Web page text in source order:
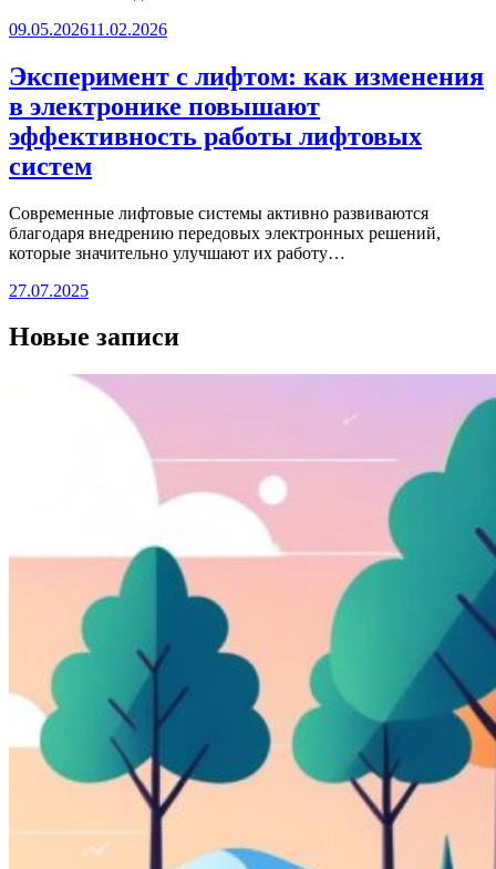
09.05.202611.02.2026
Эксперимент с лифтом: как изменения
в электронике повышают
эффективность работы лифтовых
систем
Современные лифтовые системы активно развиваются
благодаря внедрению передовых электронных решений,
которые значительно улучшают их работу…
27.07.2025
Новые записи